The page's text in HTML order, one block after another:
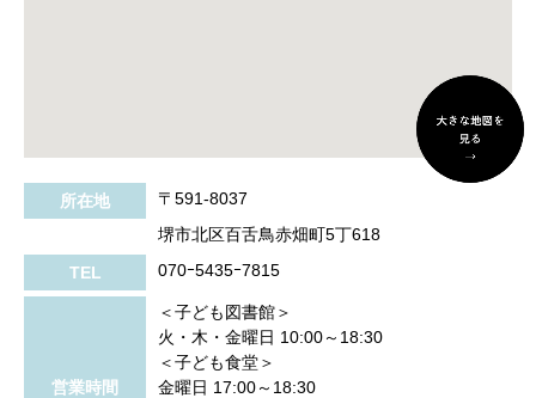
所在地
〒591-8037
堺市北区百舌鳥赤畑町5丁618
TEL
070ｰ5435ｰ7815
営業時間
＜子ども図書館＞
火・木・金曜日 10:00～18:30
＜子ども食堂＞
金曜日 17:00～18:30